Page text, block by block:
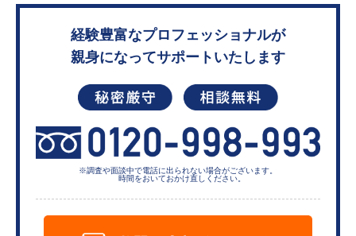
経験豊富なプロフェッショナルが
親身になってサポートいたします
※調査や面談中で電話に出られない場合がございます。
時間をおいておかけ直しください。